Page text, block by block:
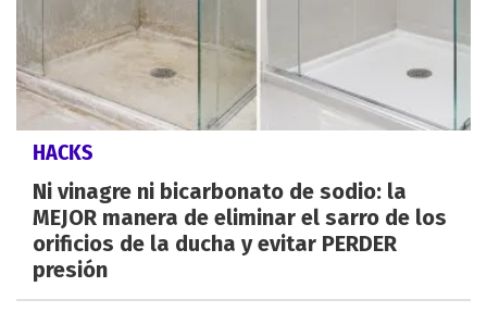
HACKS
Ni vinagre ni bicarbonato de sodio: la
MEJOR manera de eliminar el sarro de los
orificios de la ducha y evitar PERDER
presión